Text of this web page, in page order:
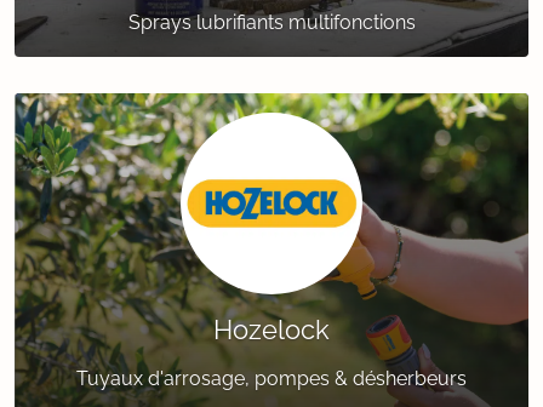
Sprays lubrifiants multifonctions
Hozelock
Tuyaux d'arrosage, pompes & désherbeurs